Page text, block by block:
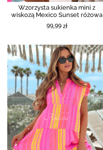
Wzorzysta sukienka mini z
wiskozą Mexico Sunset różowa
99,99 zł